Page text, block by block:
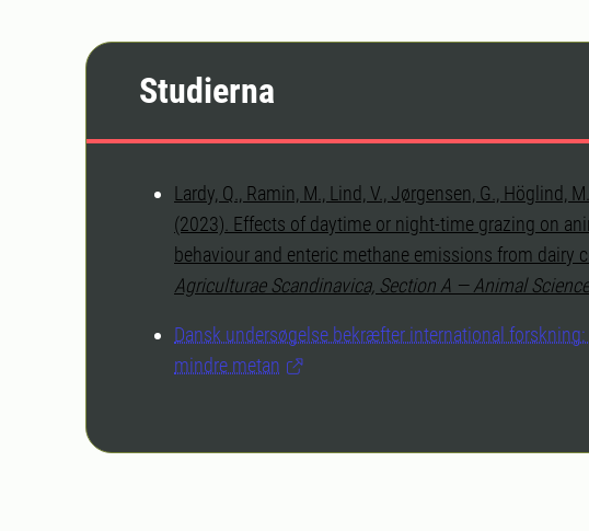
Studierna
Lardy, Q., Ramin, M., Lind, V., Jørgensen, G., Höglind,
(2023). Effects of daytime or night-time grazing on
behaviour and enteric methane emissions from dairy
Agriculturae Scandinavica, Section A — Animal Science
Dansk undersøgelse bekræfter international
mindre metan